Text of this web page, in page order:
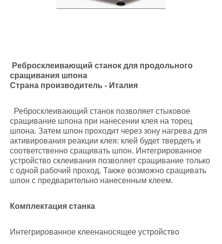
Ребросклеивающий станок для продольного
сращивания шпона
Страна производитель - Италия
Ребросклеивающий станок позволяет стыковое
сращивание шпона при нанесении клея на торец
шпона. Затем шпон проходит через зону нагрева для
активирования реакции клея: клей будет твердеть и
соответственно сращивать шпон. Интегрированное
устройство склеивания позволяет сращивание только
с одной рабочий проход. Также возможно сращивать
шпон с предварительно нанесенным клеем.
Комплектация станка
Интегрированное клеенаносящее устройство